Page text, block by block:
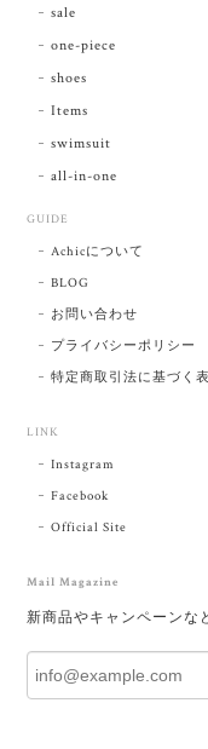
sale
one-piece
shoes
Items
swimsuit
all-in-one
GUIDE
Achicについて
BLOG
お問い合わせ
プライバシーポリシー
特定商取引法に基づく
LINK
Instagram
Facebook
Official Site
Mail Magazine
新商品やキャンペーンな